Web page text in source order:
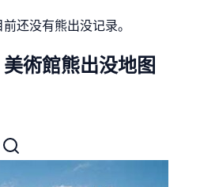
还没有熊出没记录。
術館熊出没地图